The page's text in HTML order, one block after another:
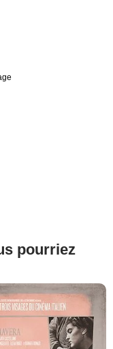
pourriez